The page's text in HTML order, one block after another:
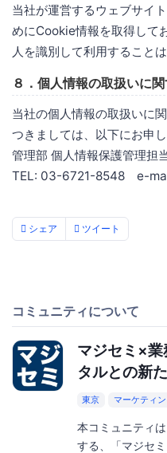
当社が運営するウェブサイ
めにCookie情報を取得して
人を識別して利用すること
８．個人情報の取扱いに
当社の個人情報の取扱いに
つきましては、以下にお申し
管理部 個人情報保護管理担
TEL: 03-6721-8548 e-
シェア ツイート
コミュニティについて
マジセミ×
タルとの新
東京 マーケティ
本コミュニティ
する、「マジセ